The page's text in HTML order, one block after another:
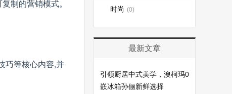
制的营销模式。
巧等核心内容,并
时尚 (0)
最新文章
引领厨居中式美学，澳柯玛0
嵌冰箱孙俪新鲜选择